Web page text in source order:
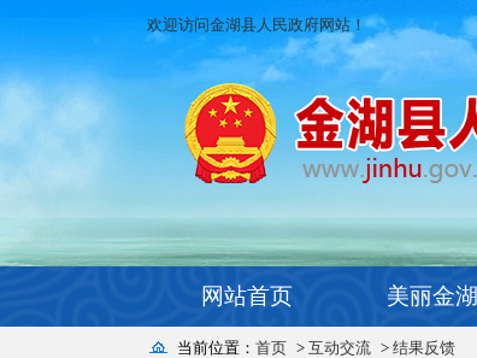
欢迎访问金湖县人民政府网站！
网站首页 美丽金湖
当前位置： 首页 > 互动交流 > 结果反馈